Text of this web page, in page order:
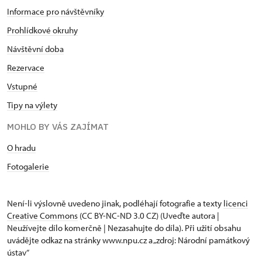
Průkaz zaměstnance NPÚ (+ až 3 rodinní
příslušníci)
Průkaz Náš člověk (pouze držitel)
Informace pro návštěvníky
Prohlídkové okruhy
Návštěvní doba
Rezervace
Vstupné
Tipy na výlety
MOHLO BY VÁS ZAJÍMAT
O hradu
Fotogalerie
Není-li výslovně uvedeno jinak, podléhají fotografie a texty licenci
Creative Commons (CC BY-NC-ND 3.0 CZ) (Uveďte autora |
Neužívejte dílo komerčně | Nezasahujte do díla). Při užití obsahu
uvádějte odkaz na stránky www.npu.cz a „zdroj: Národní památkový
ústav“